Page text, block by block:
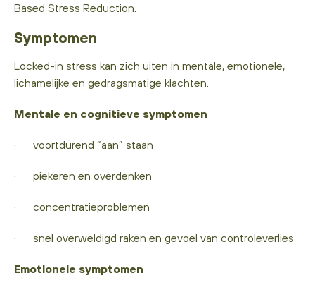
Based Stress Reduction.
Symptomen
Locked-in stress kan zich uiten in mentale, emotionele,
lichamelijke en gedragsmatige klachten.
Mentale en cognitieve symptomen
· voortdurend “aan” staan
· piekeren en overdenken
· concentratieproblemen
· snel overweldigd raken en gevoel van controleverlies
Emotionele symptomen